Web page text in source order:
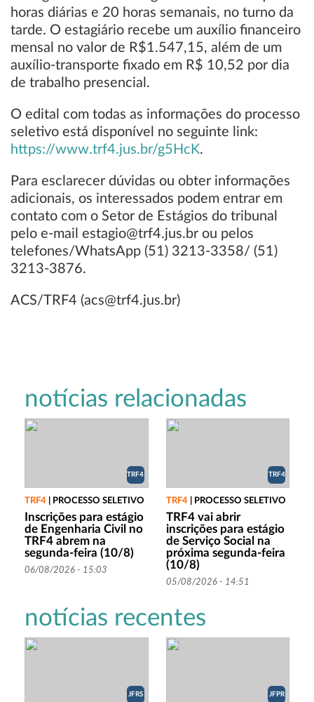
horas diárias e 20 horas semanais, no turno da
tarde. O estagiário recebe um auxílio financeiro
mensal no valor de R$1.547,15, além de um
auxílio-transporte fixado em R$ 10,52 por dia
de trabalho presencial.
O edital com todas as informações do processo
seletivo está disponível no seguinte link:
https://www.trf4.jus.br/g5HcK.
Para esclarecer dúvidas ou obter informações
adicionais, os interessados podem entrar em
contato com o Setor de Estágios do tribunal
pelo e-mail estagio@trf4.jus.br ou pelos
telefones/WhatsApp (51) 3213-3358/ (51)
3213-3876.
ACS/TRF4 (acs@trf4.jus.br)
notícias relacionadas
TRF4
TRF4 PROCESSO SELETIVO
Inscrições para estágio
de Engenharia Civil no
TRF4 abrem na
segunda-feira (10/8)
06/08/2026 - 15:03
TRF4
TRF4| PROCESSO SELETIVO
TRF4 vai abrir
inscrições para estágio
de Serviço Social na
próxima segunda-feira
(10/8)
05/08/2026 - 14:51
notícias recentes
JFRS JFPR